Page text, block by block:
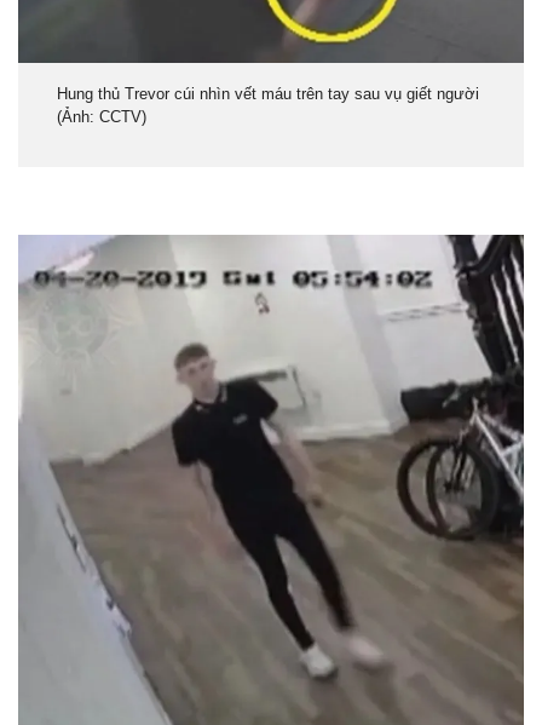
Hung thủ Trevor cúi nhìn vết máu trên tay sau vụ giết người
(Ảnh: CCTV)